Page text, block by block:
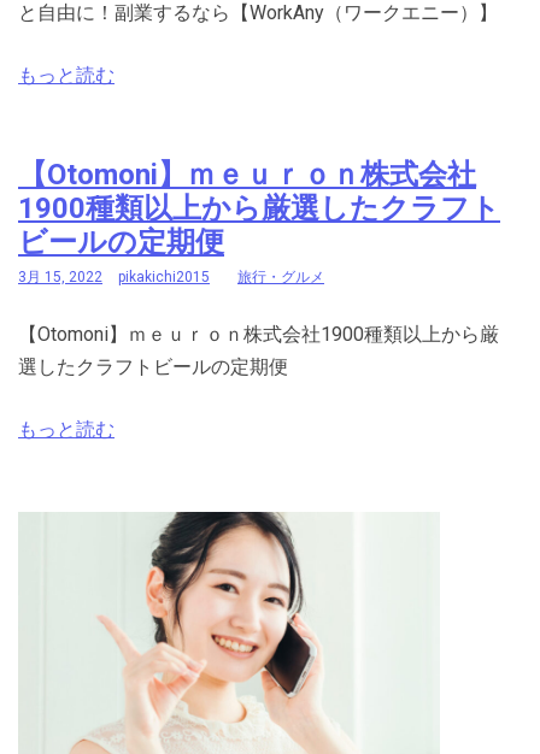
と自由に！副業するなら【WorkAny（ワークエニー）】
もっと読む
【Otomoni】ｍｅｕｒｏｎ株式会社
1900種類以上から厳選したクラフト
ビールの定期便
3月 15, 2022 pikakichi2015 旅行・グルメ
【Otomoni】ｍｅｕｒｏｎ株式会社1900種類以上から厳
選したクラフトビールの定期便
もっと読む